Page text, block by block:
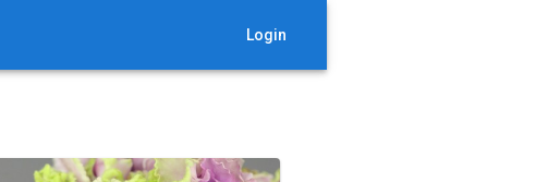
Login